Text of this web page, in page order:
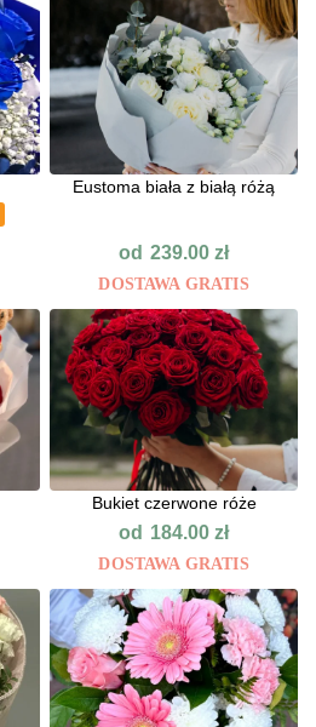
Eustoma biała z białą różą
od 239.00zł
DOSTAWA GRATIS
Bukiet czerwone róże
od 184.00zł
DOSTAWA GRATIS